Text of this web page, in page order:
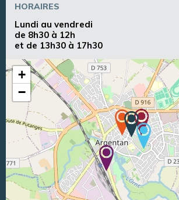
HORAIRES
Lundi au vendredi
de 8h30 à 12h
et de 13h30 à 17h30
+
−